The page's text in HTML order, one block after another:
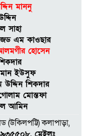
প্রকল্পে জীবিকা
শেষ না হতেই
কাজের
স্থানীয়দের
হ-ত্যাচেষ্টার
৮ জনের
মাননু
সাহা
এম কাওছার
হােসেন
ইউসুফ
উদ্দিন শিকদার
মোস্তফা
আমিন
(উকিলপট্টি) কলাপাড়া,